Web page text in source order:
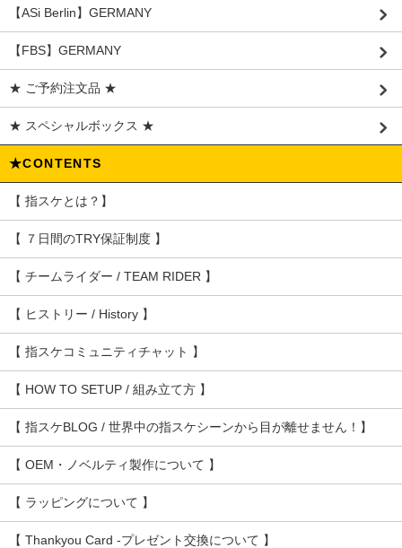
【ASi Berlin】GERMANY
【FBS】GERMANY
★ ご予約注文品 ★
★ スペシャルボックス ★
★CONTENTS
【 指スケとは？】
【 ７日間のTRY保証制度 】
【 チームライダー / TEAM RIDER 】
【 ヒストリー / History 】
【 指スケコミュニティチャット 】
【 HOW TO SETUP / 組み立て方 】
【 指スケBLOG / 世界中の指スケシーンから目が離せません！】
【 OEM・ノベルティ製作について 】
【 ラッピングについて 】
【 Thankyou Card -プレゼント交換について 】